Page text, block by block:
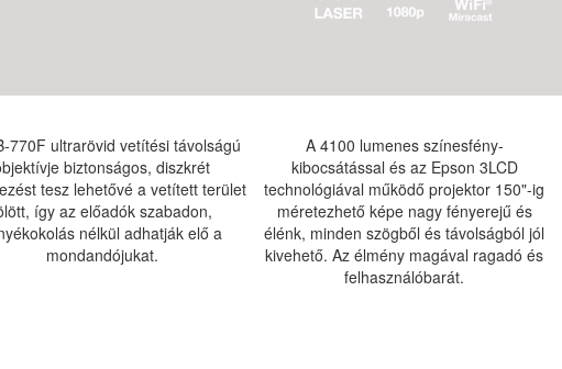
770F ultrarövid vetítési távolságú
biztonságos, diszkrét
tesz lehetővé a vetített terület
így az előadók szabadon,
nélkül adhatják elő a
mondandójukat.
A 4100 lumenes színesfény-
kibocsátással és az Epson 3LCD
technológiával működő projektor 150"-ig
méretezhető képe nagy fényerejű és
élénk, minden szögből és távolságból jól
kivehető. Az élmény magával ragadó és
felhasználóbarát.